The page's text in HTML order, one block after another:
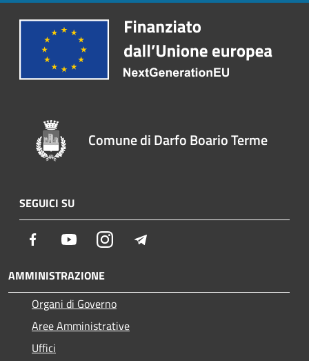
Comune di Darfo Boario Terme
SEGUICI SU
Facebook YoutubeInstagram
AMMINISTRAZIONE
Organi di Governo
Aree Amministrative
Uffici